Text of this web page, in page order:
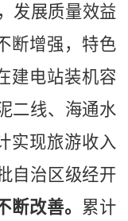
，发展质量效益
断增强，特色
建电站装机容
二线、海通水
实现旅游收入
自治区级经开
断改善。 累计